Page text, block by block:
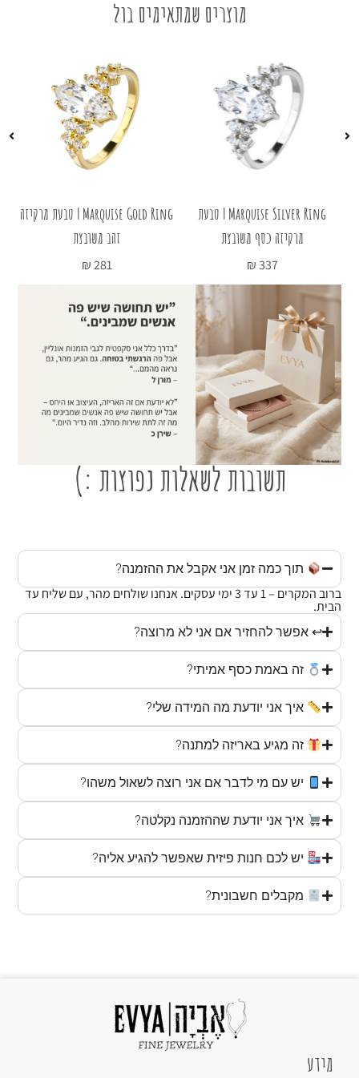
מוצרים שמתאימים בול
Marquise Silver Ring | טבעת
מרקיזה כסף משובצת
337
₪
Marquise Gold Ring | טבעת מרקיזה
זהב משובצת
281
₪
תשובות לשאלות נפוצות :)
תוך כמה זמן אני אקבל את ההזמנה?
ברוב המקרים – 1 עד 3 ימי עסקים. אנחנו שולחים מהר, עם שליח עד
הבית.
↩ אפשר להחזיר אם אני לא מרוצה?
זה באמת כסף אמיתי?
איך אני יודעת מה המידה שלי?
זה מגיע באריזה למתנה?
יש עם מי לדבר אם אני רוצה לשאול משהו?
איך אני יודעת שההזמנה נקלטה?
יש לכם חנות פיזית שאפשר להגיע אליה?
מקבלים חשבונית?
מידע